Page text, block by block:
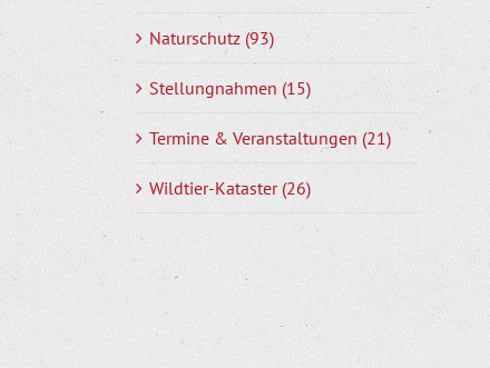
Naturschutz (93)
Stellungnahmen (15)
Termine & Veranstaltungen (21)
Wildtier-Kataster (26)